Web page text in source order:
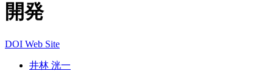
開発
DOI Web Site
井林 洸一